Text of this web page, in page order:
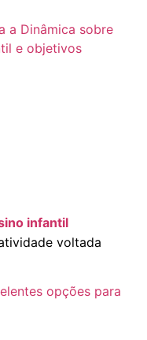
infantil
voltada